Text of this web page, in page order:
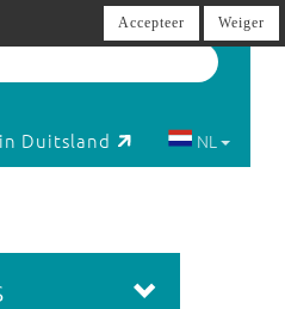
Duitsland NL
Accepteer Weiger